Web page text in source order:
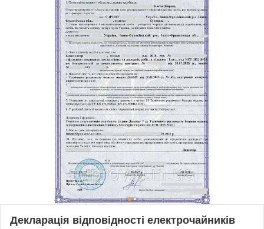
Декларація відповідності електрочайників